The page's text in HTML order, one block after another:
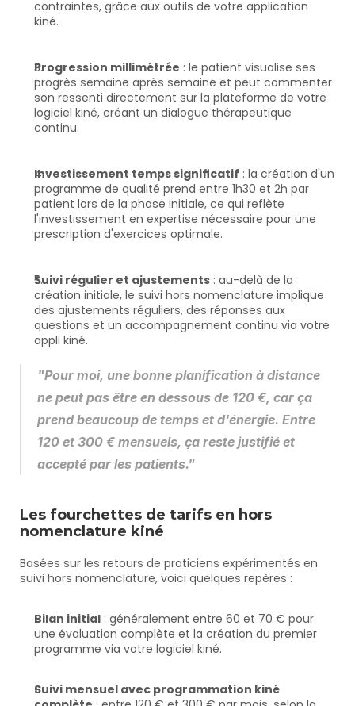
contraintes, grâce aux outils de votre application
kiné.
Progression millimétrée : le patient visualise ses
progrès semaine après semaine et peut commenter
son ressenti directement sur la plateforme de votre
logiciel kiné, créant un dialogue thérapeutique
continu.
Investissement temps significatif : la création d'un
programme de qualité prend entre 1h30 et 2h par
patient lors de la phase initiale, ce qui reflète
l'investissement en expertise nécessaire pour une
prescription d'exercices optimale.
Suivi régulier et ajustements : au-delà de la
création initiale, le suivi hors nomenclature implique
des ajustements réguliers, des réponses aux
questions et un accompagnement continu via votre
appli kiné.
"Pour moi, une bonne planification à distance
ne peut pas être en dessous de 120 €, car ça
prend beaucoup de temps et d'énergie. Entre
120 et 300 € mensuels, ça reste justifié et
accepté par les patients."
Les fourchettes de tarifs en hors
nomenclature kiné
Basées sur les retours de praticiens expérimentés en
suivi hors nomenclature, voici quelques repères :
Bilan initial : généralement entre 60 et 70 € pour
une évaluation complète et la création du premier
programme via votre logiciel kiné.
Suivi mensuel avec programmation kiné